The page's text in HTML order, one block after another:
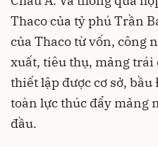
Thaco của tỷ phú Trần
của Thaco từ vốn, công
xuất, tiêu thụ, mảng trái
thiết lập được cơ sở,
toàn lực thúc đẩy mảng
đầu.